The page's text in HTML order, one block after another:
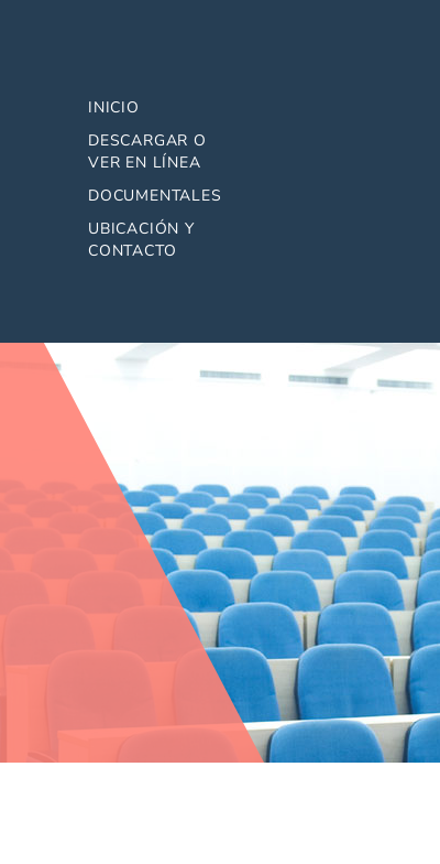
INICIO
DESCARGAR O
VER EN LÍNEA
DOCUMENTALES
UBICACIÓN Y
CONTACTO